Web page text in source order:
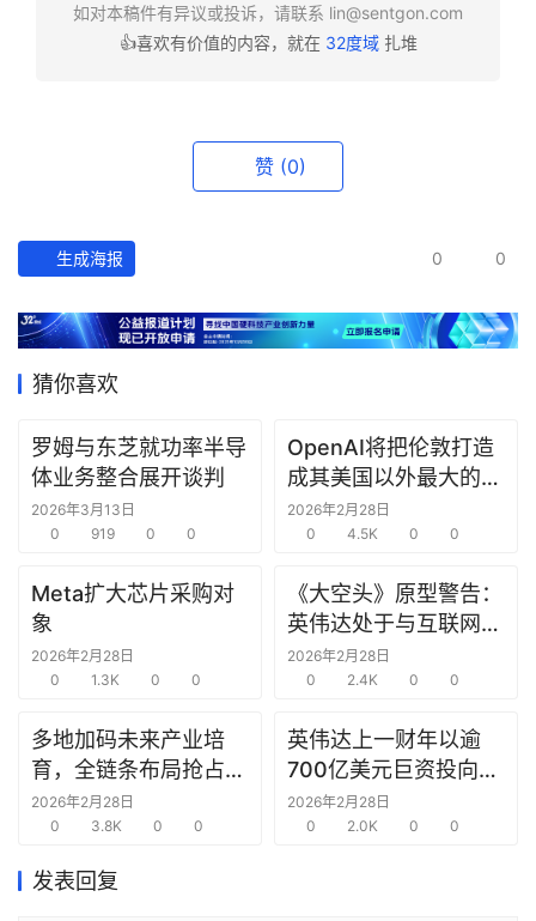
产
经
数
据
研
选
报
告
创
投
之
商
机
链
如对本稿件有异议或投诉，请联系 lin@sentgon.com
👍喜欢有价值的内容，就在 32度域扎堆
赞 (0)
生成海报 0 0
猜你喜欢
罗姆与东芝就功率半导
体业务整合展开谈判
2026年3月13日
0
919 0 0
OpenAI将把伦敦打造
成其美国以外最大的研
究中心
2026年2月28日
0
4.5K 0 0
Meta扩大芯片采购对
象
2026年2月28日
0
1.3K 0 0
《大空头》原型警告：
英伟达处于与互联网泡
沫时期思科同样的“危
险境地”
2026年2月28日
0
2.4K 0 0
多地加码未来产业培
育，全链条布局抢占新
赛道先机
2026年2月28日
0
3.8K 0 0
英伟达上一财年以逾
700亿美元巨资投向合
作方，竭力巩固AI芯片
需求
2026年2月28日
0
2.0K 0 0
发表回复